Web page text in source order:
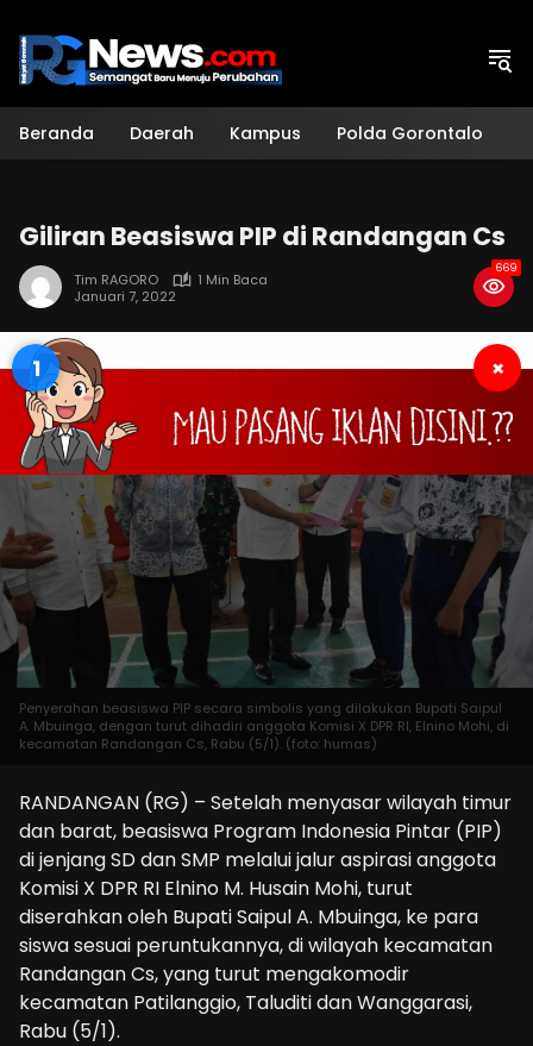
konten
Beranda Daerah Kampus Polda Gorontalo
Giliran Beasiswa PIP di Randangan Cs
Tim RAGORO
1 Min Baca
Januari 7, 2022
669
Penyerahan beasiswa PIP secara simbolis yang dilakukan Bupati Saipul
A. Mbuinga, dengan turut dihadiri anggota Komisi X DPR RI, Elnino Mohi, di
kecamatan Randangan Cs, Rabu (5/1). (foto: humas)
RANDANGAN (RG) – Setelah menyasar wilayah timur
dan barat, beasiswa Program Indonesia Pintar (PIP)
di jenjang SD dan SMP melalui jalur aspirasi anggota
Komisi X DPR RI Elnino M. Husain Mohi, turut
diserahkan oleh Bupati Saipul A. Mbuinga, ke para
siswa sesuai peruntukannya, di wilayah kecamatan
Randangan Cs, yang turut mengakomodir
kecamatan Patilanggio, Taluditi dan Wanggarasi,
Rabu (5/1).